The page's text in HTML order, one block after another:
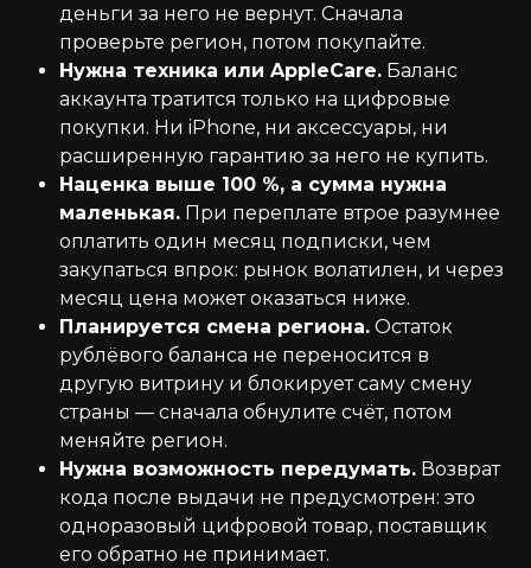
деньги за него не вернут. Сначала
проверьте регион, потом покупайте.
Нужна техника или AppleCare. Баланс
аккаунта тратится только на цифровые
покупки. Ни iPhone, ни аксессуары, ни
расширенную гарантию за него не купить.
Наценка выше 100 %, а сумма нужна
маленькая. При переплате втрое разумнее
оплатить один месяц подписки, чем
закупаться впрок: рынок волатилен, и через
месяц цена может оказаться ниже.
Планируется смена региона. Остаток
рублёвого баланса не переносится в
другую витрину и блокирует саму смену
страны — сначала обнулите счёт, потом
меняйте регион.
Нужна возможность передумать. Возврат
кода после выдачи не предусмотрен: это
одноразовый цифровой товар, поставщик
его обратно не принимает.